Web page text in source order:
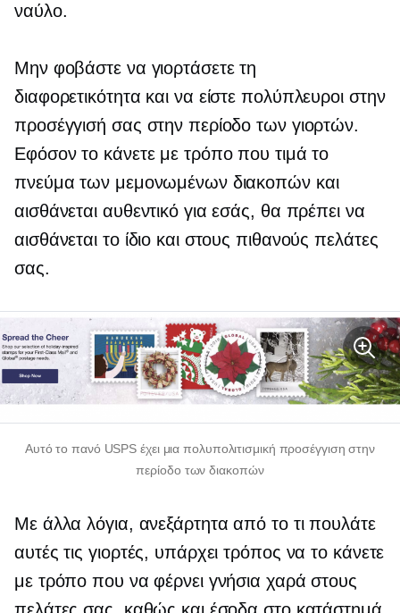
ναύλο.
Μην φοβάστε να γιορτάσετε τη
διαφορετικότητα και να είστε πολύπλευροι στην
προσέγγισή σας στην περίοδο των γιορτών.
Εφόσον το κάνετε με τρόπο που τιμά το
πνεύμα των μεμονωμένων διακοπών και
αισθάνεται αυθεντικό για εσάς, θα πρέπει να
αισθάνεται το ίδιο και στους πιθανούς πελάτες
σας.
Αυτό το πανό USPS έχει μια πολυπολιτισμική προσέγγιση στην
περίοδο των διακοπών
Με άλλα λόγια, ανεξάρτητα από το τι πουλάτε
αυτές τις γιορτές, υπάρχει τρόπος να το κάνετε
με τρόπο που να φέρνει γνήσια χαρά στους